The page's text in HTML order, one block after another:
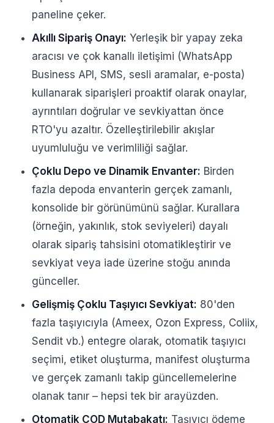
paneline çeker.
Akıllı Sipariş Onayı: Yerleşik bir yapay zeka
aracısı ve çok kanallı iletişimi (WhatsApp
Business API, SMS, sesli aramalar, e-posta)
kullanarak siparişleri proaktif olarak onaylar,
ayrıntıları doğrular ve sevkiyattan önce
RTO'yu azaltır. Özelleştirilebilir akışlar
uyumluluğu ve verimliliği sağlar.
Çoklu Depo ve Dinamik Envanter: Birden
fazla depoda envanterin gerçek zamanlı,
konsolide bir görünümünü sağlar. Kurallara
(örneğin, yakınlık, stok seviyeleri) dayalı
olarak sipariş tahsisini otomatikleştirir ve
sevkiyat veya iade üzerine stoğu anında
günceller.
Gelişmiş Çoklu Taşıyıcı Sevkiyat: 80'den
fazla taşıyıcıyla (Ameex, Ozon Express, Coliix,
Sendit vb.) entegre olarak, otomatik taşıyıcı
seçimi, etiket oluşturma, manifest oluşturma
ve gerçek zamanlı takip güncellemelerine
olanak tanır – hepsi tek bir arayüzden.
Otomatik COD Mutabakatı: Taşıyıcı ödeme